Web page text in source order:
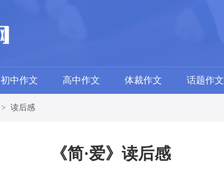
初中作文 高中作文 体裁作文 话题作文
> 读后感
《简·爱》读后感